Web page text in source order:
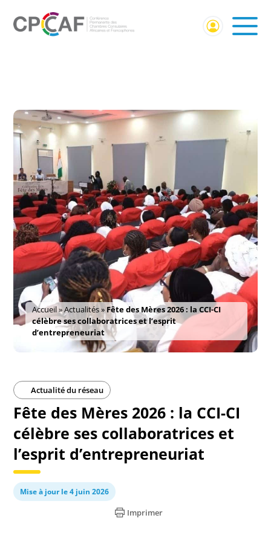
Accueil»Actualités» Fête des Mères 2026 : la CCI-CI
célèbre ses collaboratrices et l’esprit
d’entrepreneuriat
Actualité du réseau
Fête des Mères 2026 : la CCI-CI
célèbre ses collaboratrices et
l’esprit d’entrepreneuriat
Mise à jour le 4 juin 2026
Imprimer